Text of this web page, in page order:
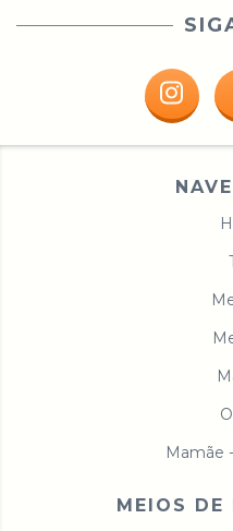
Mamãe
MEIOS DE